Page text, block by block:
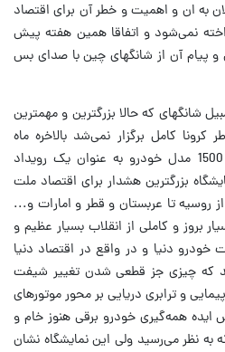
به ان و اهمیت و خطر آن برای اقتصاد
نمی‌شود و اتفاقا همین هفته پیش
پیام آن از شانگهای چین با صدای بس
شانگهای که حالا بزرگترین و مهمترین
کامل برگزار نمی‌شد بالاخره ماه
گذشته این نمایشگاه با معرفی 1500 مدل خودرو به عنوان یک رویداد
بزرگترین هشدار برای اقتصاد ملت
از روسیه تا عربستان و قطر و امارات و...
بروز و کاملی از انقلاب بسیار عظیم و
دنیا و در واقع در اقتصاد دنیا
که چیزی جز قطعی شدن تغییر شیفت
و ترابری دریایی بر محور موتورهای
همه‌گیری خودرو برقی هنوز خام و
به نظر می‌رسید ولی این نمایشگاه نشان